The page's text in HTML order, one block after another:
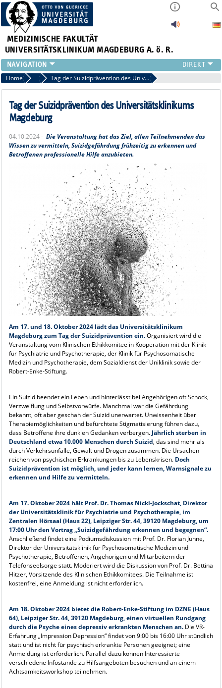
MEDIZINISCHE FAKULTÄT
UNIVERSITÄTSKLINIKUM MAGDEBURG A. ö. R.
INSTITUTE
KLINIKEN
ZENTRALE EINRICHTUNGEN
FORSCHUNG
ÜBER UNS
INTERNATIONAL
Home Archiv 2024 Tag der Suizidprävention des Universitätsklinikums Magdeburg
Tag der Suizidprävention des Universitätsklinikums
Magdeburg
04.10.2024 - Die Veranstaltung hat das Ziel, allen Teilnehmenden das
Wissen zu vermitteln, Suizidgefährdung frühzeitig zu erkennen und
Betroffenen professionelle Hilfe anzubieten.
Am 17. und 18. Oktober 2024 lädt das Universitätsklinikum
Magdeburg zum Tag der Suizidprävention ein.Organisiert wird die
Veranstaltung vom Klinischen Ethikkomitee in Kooperation mit der Klinik
für Psychiatrie und Psychotherapie, der Klinik für Psychosomatische
Medizin und Psychotherapie, dem Sozialdienst der Uniklinik sowie der
Robert-Enke-Stiftung.
Ein Suizid beendet ein Leben und hinterlässt bei Angehörigen oft Schock,
Verzweiflung und Selbstvorwürfe. Manchmal war die Gefährdung
bekannt, oft aber geschah der Suizid unerwartet. Unwissenheit über
Therapiemöglichkeiten und befürchtete Stigmatisierung führen dazu,
dass Betroffene ihre dunklen Gedanken verbergen. Jährlich sterben in
Deutschland etwa 10.000 Menschen durch Suizid, das sind mehr als
durch Verkehrsunfälle, Gewalt und Drogen zusammen. Die Ursachen
reichen von psychischen Erkrankungen bis zu Lebenskrisen. Doch
Suizidprävention ist möglich, und jeder kann lernen, Warnsignale zu
erkennen und Hilfe zu vermitteln.
Am 17. Oktober 2024 hält Prof. Dr. Thomas Nickl-Jockschat, Direktor
der Universitätsklinik für Psychiatrie und Psychotherapie, im
Zentralen Hörsaal (Haus 22), Leipziger Str. 44, 39120 Magdeburg, um
17:00 Uhr den Vortrag „Suizidgefährdung erkennen und begegnen“.
Anschließend findet eine Podiumsdiskussion mit Prof. Dr. Florian Junne,
Direktor der Universitätsklinik für Psychosomatische Medizin und
Psychotherapie, Betroffenen, Angehörigen und Mitarbeitern der
Telefonseelsorge statt. Moderiert wird die Diskussion von Prof. Dr. Bettina
Hitzer, Vorsitzende des Klinischen Ethikkomitees. Die Teilnahme ist
kostenfrei, eine Anmeldung ist nicht erforderlich.
Am 18. Oktober 2024 bietet die Robert-Enke-Stiftung im DZNE (Haus
64), Leipziger Str. 44, 39120 Magdeburg, einen virtuellen Rundgang
durch die Psyche eines depressiv erkrankten Menschen an.Die VR-
Erfahrung „Impression Depression“ findet von 9:00 bis 16:00 Uhr stündlich
statt und ist nicht für psychisch erkrankte Personen geeignet; eine
Anmeldung ist erforderlich. Parallel dazu können Interessierte
verschiedene Infostände zu Hilfsangeboten besuchen und an einem
Achtsamkeitsworkshop teilnehmen.